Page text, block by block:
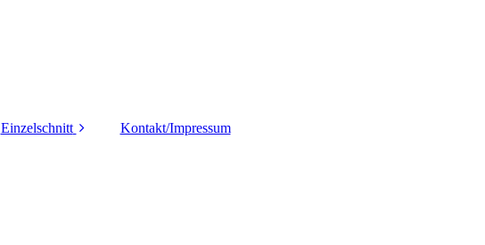
Einzelschnitt Kontakt/Impressum